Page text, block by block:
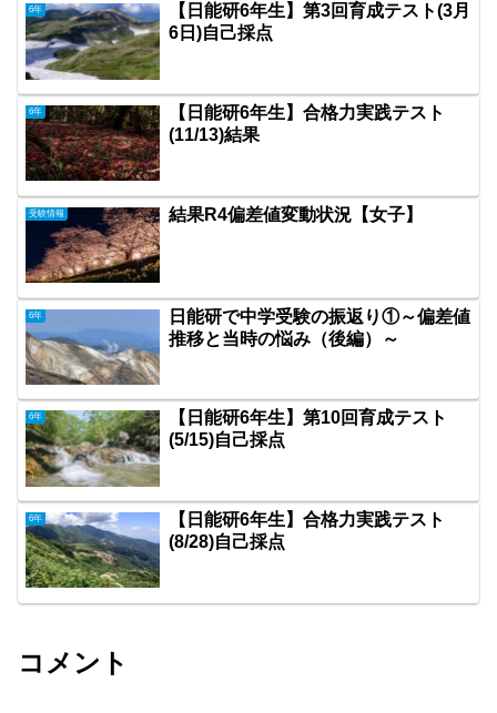
6年
【日能研6年生】第3回育成テスト(3月
6日)自己採点
6年
【日能研6年生】合格力実践テスト
(11/13)結果
受験情報 結果R4偏差値変動状況【女子】
6年
日能研で中学受験の振返り①～偏差値
推移と当時の悩み（後編）～
6年
【日能研6年生】第10回育成テスト
(5/15)自己採点
6年
【日能研6年生】合格力実践テスト
(8/28)自己採点
コメント